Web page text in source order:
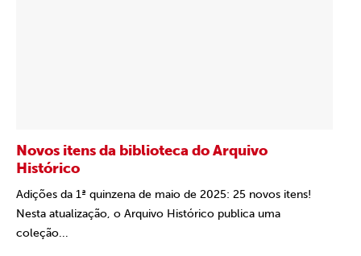
Novos itens da biblioteca do Arquivo
Histórico
Adições da 1ª quinzena de maio de 2025: 25 novos itens!
Nesta atualização, o Arquivo Histórico publica uma
coleção...